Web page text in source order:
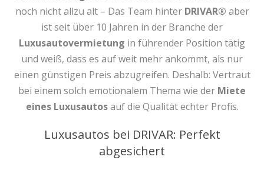
noch nicht allzu alt – Das Team hinter DRIVAR® aber
ist seit über 10 Jahren in der Branche der
Luxusautovermietung in führender Position tätig
und weiß, dass es auf weit mehr ankommt, als nur
einen günstigen Preis abzugreifen. Deshalb: Vertraut
bei einem solch emotionalem Thema wie der Miete
eines Luxusautosauf die Qualität echter Profis.
Luxusautos bei DRIVAR: Perfekt
abgesichert